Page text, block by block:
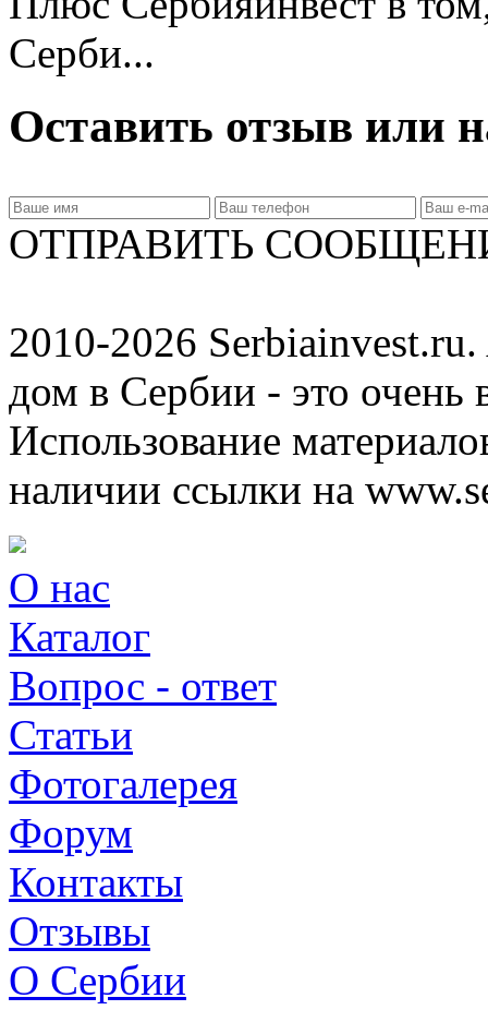
Серби...
Оставить отзыв или
ОТПРАВИТЬ
2010-2026
дом в Сербии - это очень
Использование
наличии ссылки на
О нас
Каталог
Вопрос - ответ
Статьи
Фотогалерея
Форум
Контакты
Отзывы
О Сербии